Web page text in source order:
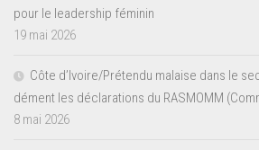
pour le leadership féminin
19 mai 2026
Côte d’Ivoire/Prétendu malaise dans le
dément les déclarations du RASMOMM
8 mai 2026